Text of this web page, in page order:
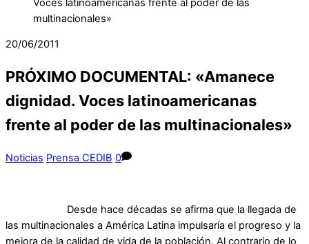
20/06/2011
PRÓXIMO DOCUMENTAL: «Amanece
dignidad. Voces latinoamericanas
frente al poder de las multinacionales»
Noticias Prensa CEDIB 0
Desde hace décadas se afirma que la llegada de
las multinacionales a América Latina impulsaría el progreso y la
mejora de la calidad de vida de la población. Al contrario de lo